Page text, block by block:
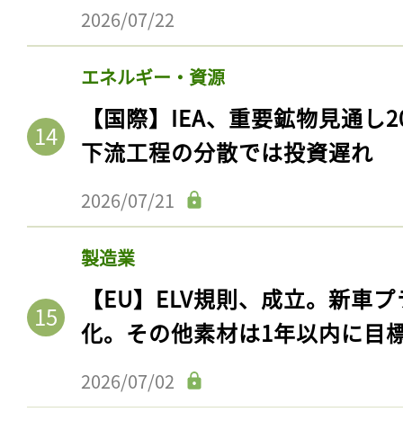
2026/07/22
エネルギー・資源
【国際】IEA、重要鉱物見通
下流工程の分散では投資遅れ
2026/07/21
製造業
【EU】ELV規則、成立。新車
化。その他素材は1年以内に目
2026/07/02
会員登録